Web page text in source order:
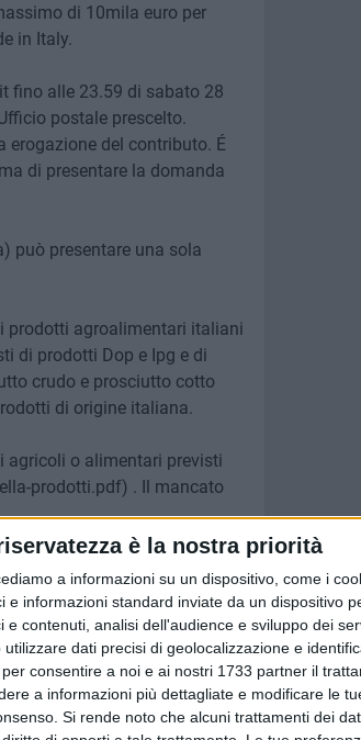
è la nostra priorità
a informazioni su un dispositivo, come i
informazioni standard inviate da un dispositivo
contenuti, analisi dell'audience e sviluppo dei
dati precisi di geolocalizzazione e
consentire a noi e ai nostri 1733 partner il
a informazioni più dettagliate e modificare le
Si rende noto che alcuni trattamenti dei
di 10mila euro per
in Italy.
fino alle 23.59 di sabato 28
postale prescelto.
erogazione del contributo. É
di presentare la domanda
può presentare una sola
prodotti agroalimentari italiani
di prodotti Dop e Ipg e di
crudo e prosciutto cotto
di origine italiana.
agricoli o alimentari previsti
prodotti.pdf) . Il mancato
camerale e che il codice
Il codice Iban deve